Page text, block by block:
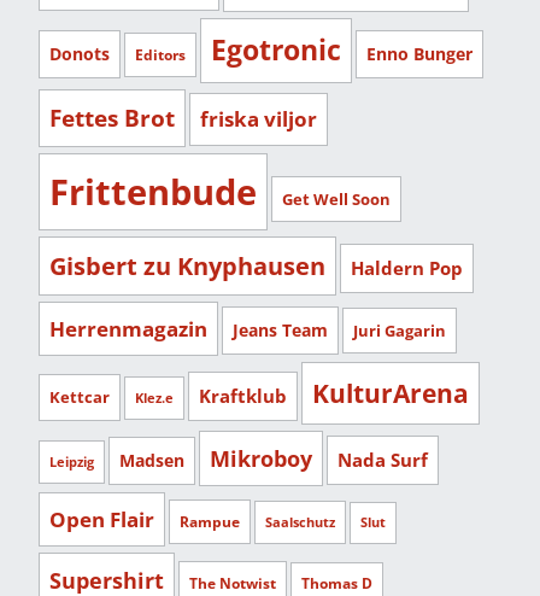
Donots Editors Egotronic Enno Bunger
Fettes Brot friska viljor
Frittenbude Get Well Soon
Gisbert zu Knyphausen Haldern Pop
Herrenmagazin Jeans Team Juri Gagarin
Kettcar Klez.e Kraftklub KulturArena
Leipzig Madsen Mikroboy Nada Surf
Open Flair Rampue Saalschutz Slut
Supershirt The Notwist Thomas D